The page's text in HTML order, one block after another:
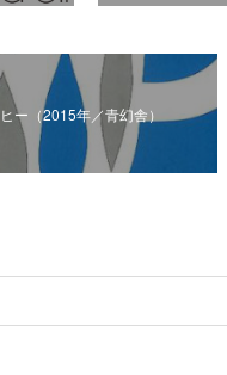
ー（2015年／青幻舎）